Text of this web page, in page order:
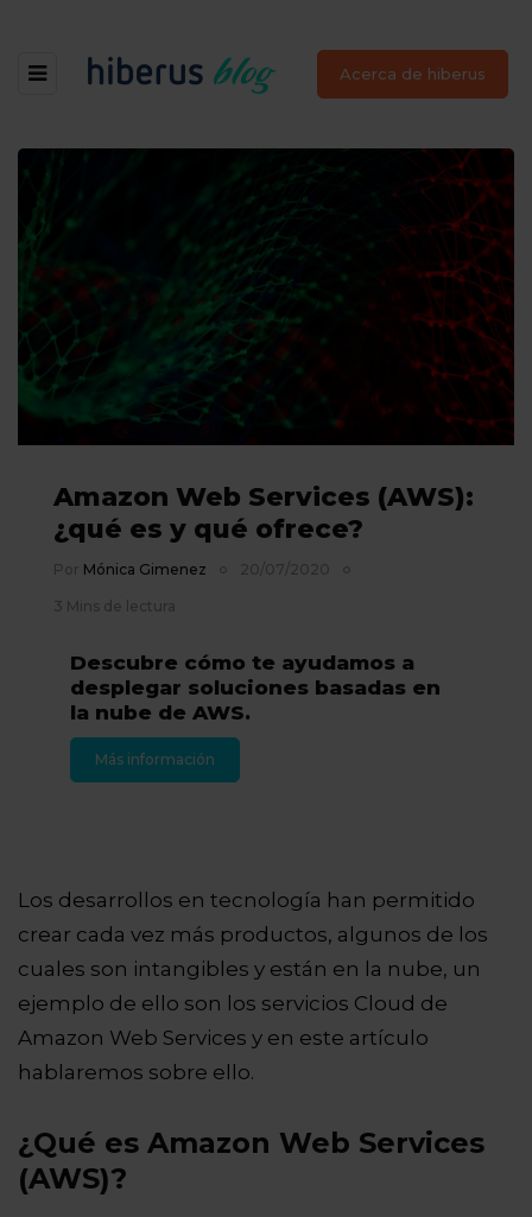
Acerca de hiberus
Amazon Web Services (AWS):
¿qué es y qué ofrece?
Por Mónica Gimenez 20/07/2020
3 Mins de lectura
Descubre cómo te ayudamos a
desplegar soluciones basadas en
la nube de AWS.
Más información
Los desarrollos en tecnología han permitido
crear cada vez más productos, algunos de los
cuales son intangibles y están en la nube, un
ejemplo de ello son los servicios Cloud de
Amazon Web Services y en este artículo
hablaremos sobre ello.
¿Qué es Amazon Web Services
(AWS)?